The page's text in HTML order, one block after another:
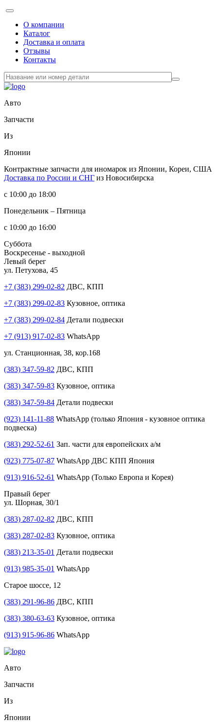
О компании
Каталог
Доставка и оплата
Отзывы
Контакты
Авто
Запчасти
Из
Японии
Контрактные запчасти для иномарок из Японии, Кореи, США
Доставка по России и СНГ из Новосибирска
с 10:00 до 18:00
Понедельник – Пятница
с 10:00 до 16:00
Суббота
Воскресенье - выходной
Левый берег
ул. Петухова, 45
+7 (383) 299-02-82 ДВС, КПП
+7 (383) 299-02-83 Кузовное, оптика
+7 (383) 299-02-84 Детали подвески
+7 (913) 917-02-83 WhatsApp
ул. Станционная, 38, кор.168
(383) 347-59-82 ДВС, КПП
(383) 347-59-83 Кузовное, оптика
(383) 347-59-84 Детали подвески
(923) 141-11-88 WhatsApp (только Япония - кузовное оптика
подвеска)
(383) 292-52-61 Зап. части для европейских а/м
(923) 775-07-87 WhatsApp ДВС КПП Япония
(913) 916-52-61 WhatsApp (Только Европа и Корея)
Правый берег
ул. Шорная, 30/1
(383) 287-02-82 ДВС, КПП
(383) 287-02-83 Кузовное, оптика
(383) 213-35-01 Детали подвески
(913) 985-35-01 WhatsApp
Старое шоссе, 12
(383) 291-96-86 ДВС, КПП
(383) 380-63-63 Кузовное, оптика
(913) 915-96-86 WhatsApp
Авто
Запчасти
Из
Японии